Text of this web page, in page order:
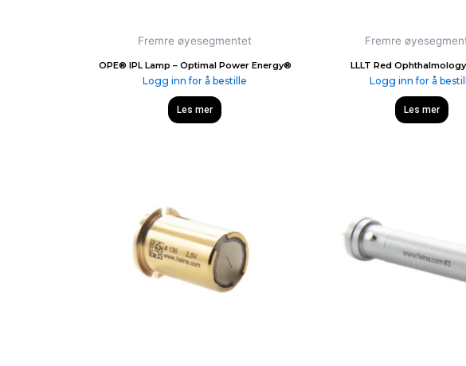
Fremre øyesegmentet
OPE® IPL Lamp – Optimal Power Energy®
Logg inn for å bestille
Les mer
Fremre
LLLT Red
Logg inn for å
Les mer